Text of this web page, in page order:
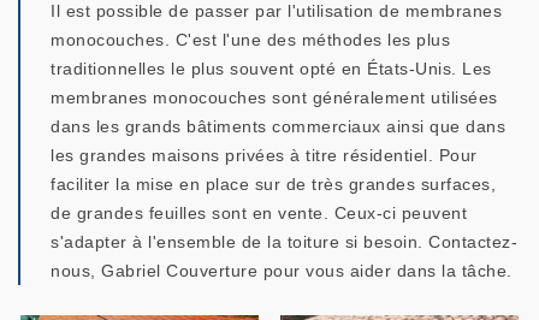
Il est possible de passer par l'utilisation de membranes
monocouches. C'est l'une des méthodes les plus
traditionnelles le plus souvent opté en États-Unis. Les
membranes monocouches sont généralement utilisées
dans les grands bâtiments commerciaux ainsi que dans
les grandes maisons privées à titre résidentiel. Pour
faciliter la mise en place sur de très grandes surfaces,
de grandes feuilles sont en vente. Ceux-ci peuvent
s'adapter à l'ensemble de la toiture si besoin. Contactez-
nous, Gabriel Couverture pour vous aider dans la tâche.